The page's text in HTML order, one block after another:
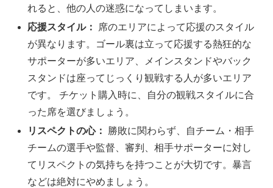
れると、他の人の迷惑になってしまいます。
応援スタイル：
席のエリアによって応援のスタイル
が異なります。ゴール裏は立って応援する熱狂的な
サポーターが多いエリア、メインスタンドやバック
スタンドは座ってじっくり観戦する人が多いエリア
です。 チケット購入時に、自分の観戦スタイルに合
った席を選びましょう。
リスペクトの心：
勝敗に関わらず、自チーム・相手
チームの選手や監督、審判、相手サポーターに対し
てリスペクトの気持ちを持つことが大切です。暴言
などは絶対にやめましょう。